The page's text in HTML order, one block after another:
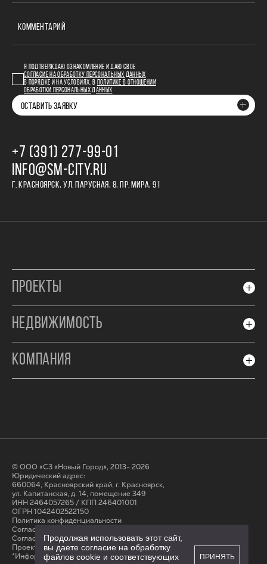
КОММЕНТАРИЙ
Я ПОДТВЕРЖДАЮ ОЗНАКОМЛЕНИЕ И ДАЮ СВОЕ
СОГЛАСИЕ НА ОБРАБОТКУ ПЕРСОНАЛЬНЫХ ДАННЫХ
В ПОРЯДКЕ И НА УСЛОВИЯХ, В
ПОЛИТИКЕ В ОТНОШЕНИИ
ОБРАБОТКИ ПЕРСОНАЛЬНЫХ ДАННЫХ
ОСТАВИТЬ ЗАЯВКУ
+7 (391) 277‒99‒01
INFO@SM-CITY.RU
Г. КРАСНОЯРСК, УЛ. ПАРУСНАЯ, 8, ПР. МИРА, 91
ПРОЕКТЫ
НЕДВИЖИМОСТЬ
КОМПАНИЯ
© ООО «СЗ «Новый Город», 2013- 2026
Юридический адрес:
660064, Красноярский край, г. Красноярск,
ул. Капитанская, д. 14, помещение 349
ИНН 2464057265 / КПП 246401001
ОГРН 1042402522150
Политика конфиденциальности
Согласие на обработку персональных данных
Cогласие на получение рассылки
Проектные декларации на сайте наш.дом.рф
*Информация на сайте не является публичной офертой
Продолжая использовать этот сайт,
вы даете согласие на обработку
файлов cookie и соответствующих
ПРИНЯТЬ